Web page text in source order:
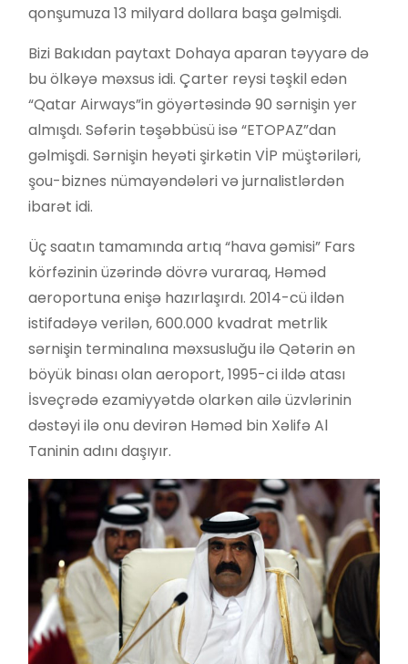
qonşumuza 13 milyard dollara başa gəlmişdi.
Bizi Bakıdan paytaxt Dohaya aparan təyyarə də
bu ölkəyə məxsus idi. Çarter reysi təşkil edən
“Qatar Airways”in göyərtəsində 90 sərnişin yer
almışdı. Səfərin təşəbbüsü isə “ETOPAZ”dan
gəlmişdi. Sərnişin heyəti şirkətin VİP müştəriləri,
şou-biznes nümayəndələri və jurnalistlərdən
ibarət idi.
Üç saatın tamamında artıq “hava gəmisi” Fars
körfəzinin üzərində dövrə vuraraq, Həməd
aeroportuna enişə hazırlaşırdı. 2014-cü ildən
istifadəyə verilən, 600.000 kvadrat metrlik
sərnişin terminalına məxsusluğu ilə Qətərin ən
böyük binası olan aeroport, 1995-ci ildə atası
İsveçrədə ezamiyyətdə olarkən ailə üzvlərinin
dəstəyi ilə onu devirən Həməd bin Xəlifə Al
Taninin adını daşıyır.